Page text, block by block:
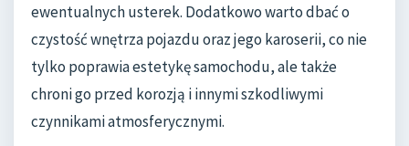
ewentualnych usterek. Dodatkowo warto dbać o
czystość wnętrza pojazdu oraz jego karoserii, co nie
tylko poprawia estetykę samochodu, ale także
chroni go przed korozją i innymi szkodliwymi
czynnikami atmosferycznymi.